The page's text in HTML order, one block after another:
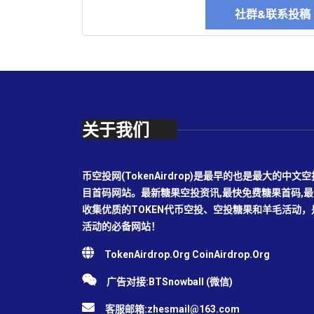
社群&联系投
关于我们
币空投网(TokenAirdrop)是最早的也是最大的中文
目首码网站。最新糖果空投资讯,最快免费糖果首码,
收集优质的TOKEN代币空投、空投糖果和羊毛活动
活动的必备网站！
TokenAirdrop.Org CoinAirdrop.Org
广告对接:BTSnowball (微信)
客服邮箱:zhesmail@163.com